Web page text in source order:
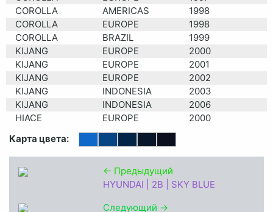
COROLLA
AMERICAS
1998
COROLLA
EUROPE
1998
COROLLA
BRAZIL
1999
KIJANG
EUROPE
2000
KIJANG
EUROPE
2001
KIJANG
EUROPE
2002
KIJANG
INDONESIA
2003
KIJANG
INDONESIA
2006
HIACE
EUROPE
2000
EUROPE
HIACE
EUROPE
PREMIO
EUROPE
2001
ECHO
EUROPE
AMERICAS
2001
Карта цвета:
← Предыдущий
HYUNDAI | 2B | SKY BLUE
Следующий →